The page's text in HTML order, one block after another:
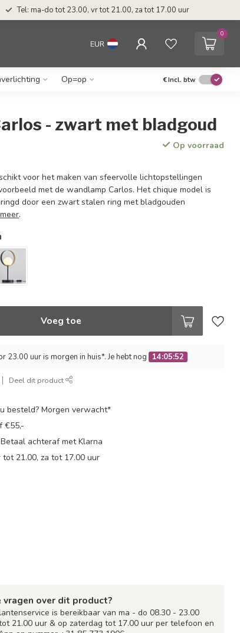
Tel: ma-do tot 23.00, vr tot 21.00, za tot 17.00 uur
EUR
0
Op=op €Incl. btw
- zwart met bladgoud
Op voorraad
voor het maken van sfeervolle lichtopstellingen
met de wandlamp Carlos. Het chique model is
door een zwart stalen ring met bladgouden
.
Voeg toe
23.00 uur is morgen in huis*. Je hebt nog 14:05:51
Deel dit product
besteld? Morgen verwacht*
€55,-
achteraf met Klarna
21.00, za tot 17.00 uur
vragen over dit product?
is bereikbaar van ma - do 08.30 - 23.00
21.00 uur & op zaterdag tot 17.00 uur per telefoon en